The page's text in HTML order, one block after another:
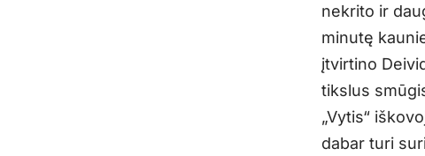
nekrito ir
minutę
įtvirtino
tikslus
„Vytis“
dabar turi